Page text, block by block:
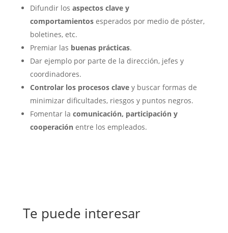
Difundir los aspectos clave y
comportamientosesperados por medio de póster,
boletines, etc.
Premiar las buenas prácticas.
Dar ejemplo por parte de la dirección, jefes y
coordinadores.
Controlar los procesos clavey buscar formas de
minimizar dificultades, riesgos y puntos negros.
Fomentar la comunicación, participación y
cooperaciónentre los empleados.
Te puede interesar